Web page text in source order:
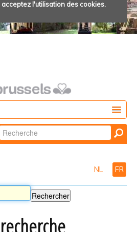
l'utilisation des cookies.
par
NL FR